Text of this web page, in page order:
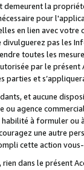
demeurent la
pour
en lien avec
pas les
toutes les
par le
et
et aucune
ou agence
habilité à formuler
une autre
cette action
dans le présent